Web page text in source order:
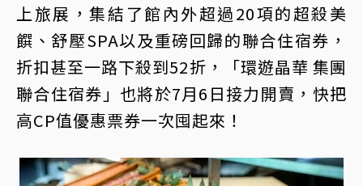
上旅展，集結了館內外超過20項的超殺美
饌、舒壓SPA以及重磅回歸的聯合住宿券，
折扣甚至一路下殺到52折，「環遊晶華 集團
聯合住宿券」也將於7月6日接力開賣，快把
高CP值優惠票券一次囤起來！